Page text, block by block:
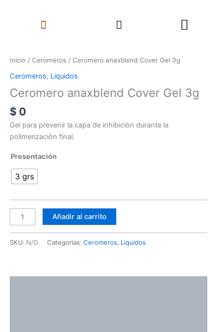
Menu Search
Inicio / Ceromeros / Ceromero anaxblend Cover Gel 3g
Ceromeros, Liquidos
Ceromero anaxblend Cover Gel 3g
$ 0
Gel para prevenir la capa de inhibición durante la
polimerización final.
Presentación
3 grs
anaxblend
Gel
3g
Añadir al carrito
SKU: N/D Categorías: Ceromeros, Liquidos